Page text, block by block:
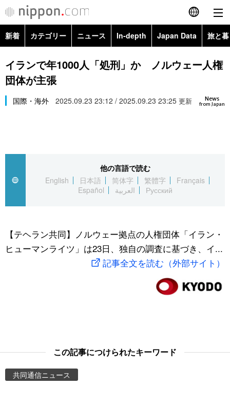
English
简体字
Русский
カテゴリー
経済・ビジネス
国際
文化
トップ
アーカイブ
In-depth
Japan Data
動画/Live
新着 カテゴリー ニュース In-depth Japan Data 旅と
政治・外交
経済・ビジネス
スポーツ・東京2020
Topics
イランで年1000人「処刑」か ノルウェー人権
団体が主張
News
from Japan
国際・海外 2025.09.23 23:12 / 2025.09.23 23:25 更新
他の言語で読む
English
日本語 简体字 繁體字
Français
Español
العربية Русский
【テヘラン共同】ノルウェー拠点の人権団体「イラン・
ヒューマンライツ」は23日、独自の調査に基づき、イ...
記事全文を読む（外部サイト）
この記事につけられたキーワード
共同通信ニュース